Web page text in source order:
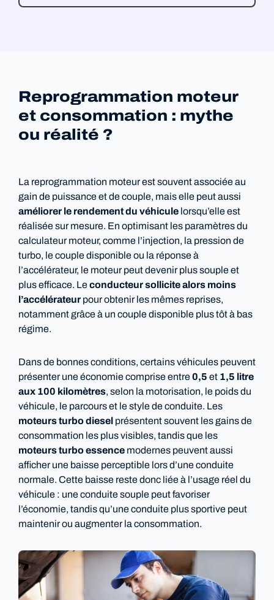
Reprogrammation moteur
et consommation : mythe
ou réalité ?
La reprogrammation moteur est souvent associée au
gain de puissance et de couple, mais elle peut aussi
améliorer le rendement du véhiculelorsqu’elle est
réalisée sur mesure. En optimisant les paramètres du
calculateur moteur, comme l’injection, la pression de
turbo, le couple disponible ou la réponse à
l’accélérateur, le moteur peut devenir plus souple et
plus efficace. Leconducteur sollicite alors moins
l’accélérateurpour obtenir les mêmes reprises,
notamment grâce à un couple disponible plus tôt à bas
régime.
Dans de bonnes conditions, certains véhicules peuvent
présenter une économie comprise entre0,5 et 1,5 litre
aux 100 kilomètres, selon la motorisation, le poids du
véhicule, le parcours et le style de conduite. Les
moteurs turbo diesel présentent souvent les gains de
consommation les plus visibles, tandis que les
moteurs turbo essencemodernes peuvent aussi
afficher une baisse perceptible lors d’une conduite
normale. Cette baisse reste donc liée à l’usage réel du
véhicule : une conduite souple peut favoriser
l’économie, tandis qu’une conduite plus sportive peut
maintenir ou augmenter la consommation.